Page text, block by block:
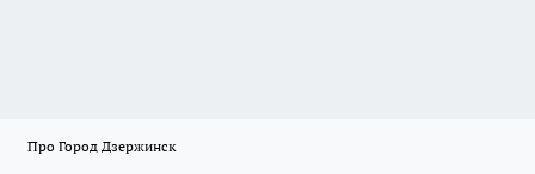
Про Город Дзержинск